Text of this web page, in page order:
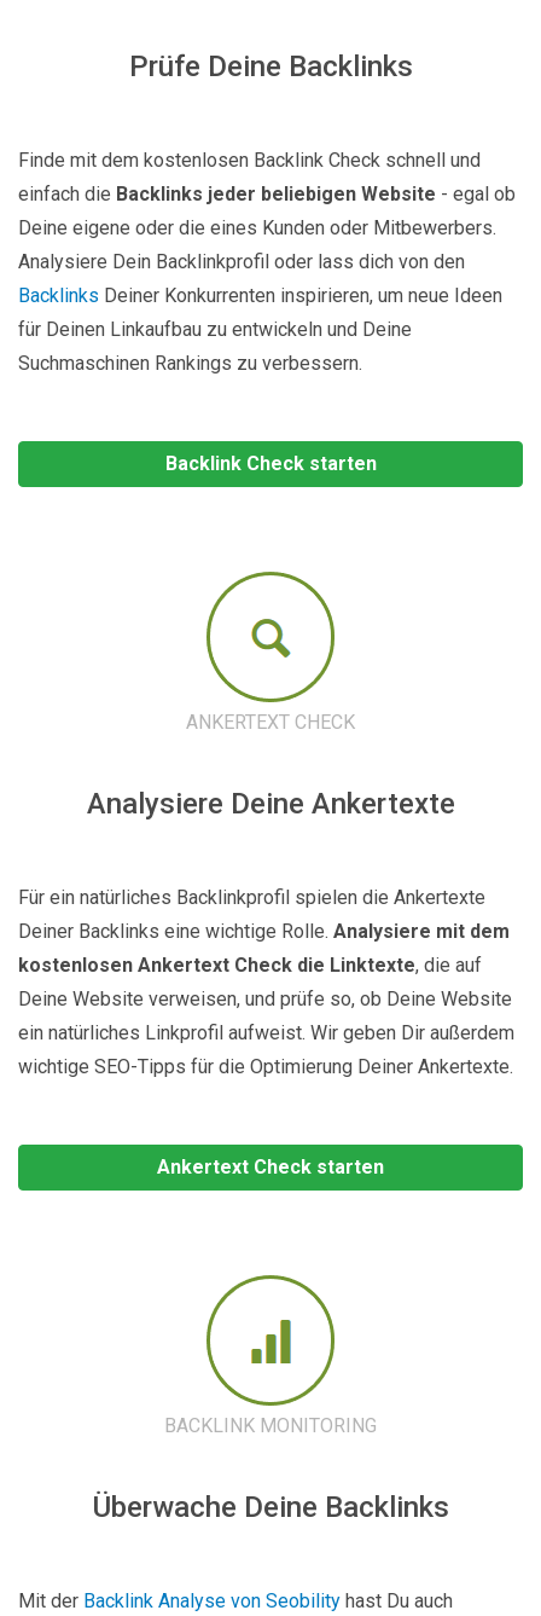
Prüfe Deine Backlinks
Finde mit dem kostenlosen Backlink Check schnell und
einfach die Backlinks jeder beliebigen Website - egal ob
Deine eigene oder die eines Kunden oder Mitbewerbers.
Analysiere Dein Backlinkprofil oder lass dich von den
Backlinks Deiner Konkurrenten inspirieren, um neue Ideen
für Deinen Linkaufbau zu entwickeln und Deine
Suchmaschinen Rankings zu verbessern.
Backlink Check starten
ANKERTEXT CHECK
Analysiere Deine Ankertexte
Für ein natürliches Backlinkprofil spielen die Ankertexte
Deiner Backlinks eine wichtige Rolle. Analysiere mit dem
kostenlosen Ankertext Check die Linktexte, die auf
Deine Website verweisen, und prüfe so, ob Deine Website
ein natürliches Linkprofil aufweist. Wir geben Dir außerdem
wichtige SEO-Tipps für die Optimierung Deiner Ankertexte.
Ankertext Check starten
BACKLINK MONITORING
Überwache Deine Backlinks
Mit der Backlink Analyse von Seobility hast Du auch